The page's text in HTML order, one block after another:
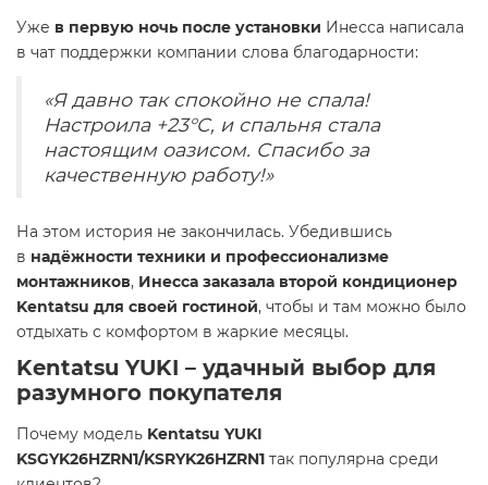
Уже в первую ночь после установки Инесса написала
в чат поддержки компании слова благодарности:
«Я давно так спокойно не спала!
Настроила +23°C, и спальня стала
настоящим оазисом. Спасибо за
качественную работу!»
На этом история не закончилась. Убедившись
в надёжности техники и профессионализме
монтажников, Инесса заказала второй кондиционер
Kentatsu для своей гостиной, чтобы и там можно было
отдыхать с комфортом в жаркие месяцы.
Kentatsu YUKI – удачный выбор для
разумного покупателя
Почему модель Kentatsu YUKI
KSGYK26HZRN1/KSRYK26HZRN1 так популярна среди